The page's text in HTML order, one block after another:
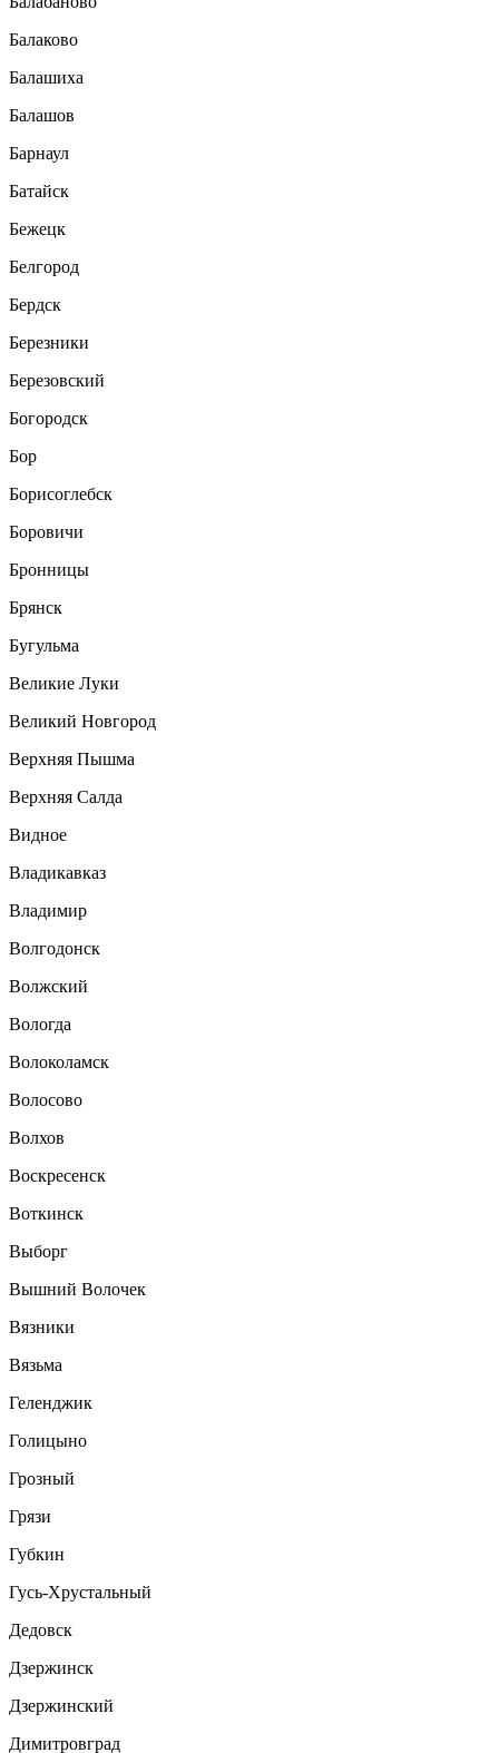
Балаково
Балашиха
Балашов
Барнаул
Батайск
Бежецк
Белгород
Бердск
Березники
Березовский
Богородск
Бор
Борисоглебск
Боровичи
Бронницы
Брянск
Бугульма
Великие Луки
Великий Новгород
Верхняя Пышма
Верхняя Салда
Видное
Владикавказ
Владимир
Волгодонск
Волжский
Вологда
Волоколамск
Волосово
Волхов
Воскресенск
Воткинск
Выборг
Вышний Волочек
Вязники
Вязьма
Геленджик
Голицыно
Грозный
Грязи
Губкин
Гусь-Хрустальный
Дедовск
Дзержинск
Дзержинский
Димитровград